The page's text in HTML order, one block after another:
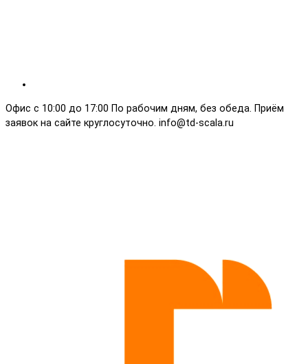
Офис с 10:00 до 17:00 По рабочим дням, без обеда. Приём
заявок на сайте круглосуточно. info@td-scala.ru